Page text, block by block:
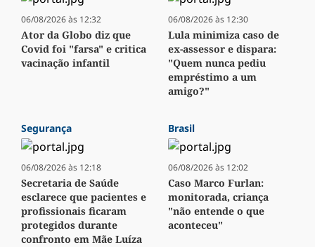
06/08/2026 às 12:32
Ator da Globo diz que
Covid foi "farsa" e critica
vacinação infantil
06/08/2026 às 12:30
Lula minimiza caso de
ex-assessor e dispara:
"Quem nunca pediu
empréstimo a um
amigo?"
Segurança
06/08/2026 às 12:18
Secretaria de Saúde
esclarece que pacientes e
profissionais ficaram
protegidos durante
confronto em Mãe Luíza
Brasil
06/08/2026 às 12:02
Caso Marco Furlan:
monitorada, criança
"não entende o que
aconteceu"